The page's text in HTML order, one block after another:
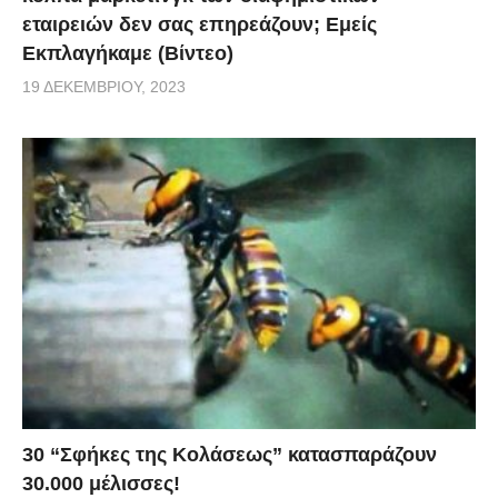
εταιρειών δεν σας επηρεάζουν; Εμείς
Εκπλαγήκαμε (Βίντεο)
19 ΔΕΚΕΜΒΡΊΟΥ, 2023
30 “Σφήκες της Κολάσεως” κατασπαράζουν
30.000 μέλισσες!